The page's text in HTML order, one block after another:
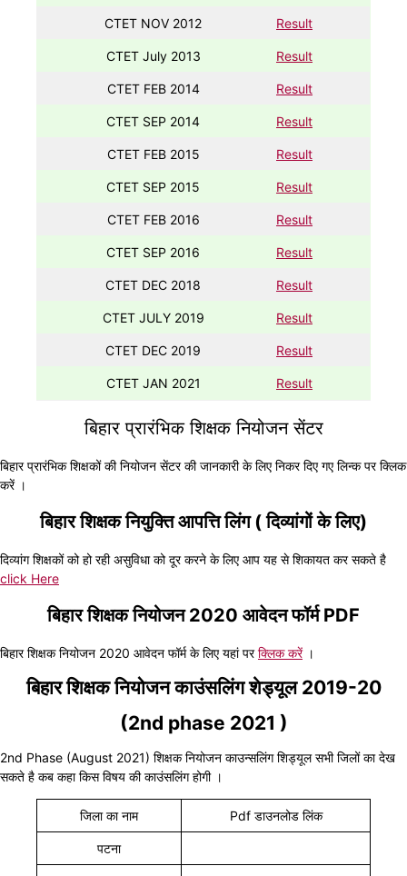
CTET NOV 2012 Result
CTET July 2013 Result
CTET FEB 2014 Result
CTET SEP 2014 Result
CTET FEB 2015 Result
CTET SEP 2015 Result
CTET FEB 2016 Result
CTET SEP 2016 Result
CTET DEC 2018 Result
CTET JULY 2019 Result
CTET DEC 2019 Result
CTET JAN 2021 Result
बिहार प्रारंभिक शिक्षक नियोजन सेंटर
बिहार प्रारंभिक शिक्षकों की नियोजन सेंटर की जानकारी के लिए निकर दिए गए लिन्क पर क्लिक
करें ।
बिहार शिक्षक नियुक्ति आपत्ति लिंग ( दिव्यांगों के लिए)
दिव्यांग शिक्षकों को हो रही असुविधा को दूर करने के लिए आप यह से शिकायत कर सकते है
click Here
बिहार शिक्षक नियोजन 2020 आवेदन फॉर्म PDF
बिहार शिक्षक नियोजन 2020 आवेदन फॉर्म के लिए यहां परक्लिक करें।
बिहार शिक्षक नियोजन काउंसलिंग शेड्यूल 2019-20
(2nd phase 2021 )
2nd Phase (August 2021) शिक्षक नियोजन काउन्सलिंग शिड्यूल सभी जिलों का देख
सकते है कब कहा किस विषय की काउंसलिंग होगी ।
जिला का नाम Pdf डाउनलोड लिंक
पटना